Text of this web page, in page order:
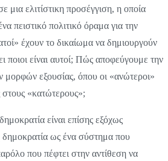
ελιτίστικη προσέγγιση, η οποία
πειστικό πολιτικό όραμα για την
έχουν το δικαίωμα να δημιουργούν
ποιοι είναι αυτοί; Πώς αποφεύγουμε την
εξουσίας, όπου οι «ανώτεροι»
στους «κατώτερους»;
είναι επίσης εξόχως
δημοκρατία ως ένα σύστημα που
που πέφτει στην αντίθεση να